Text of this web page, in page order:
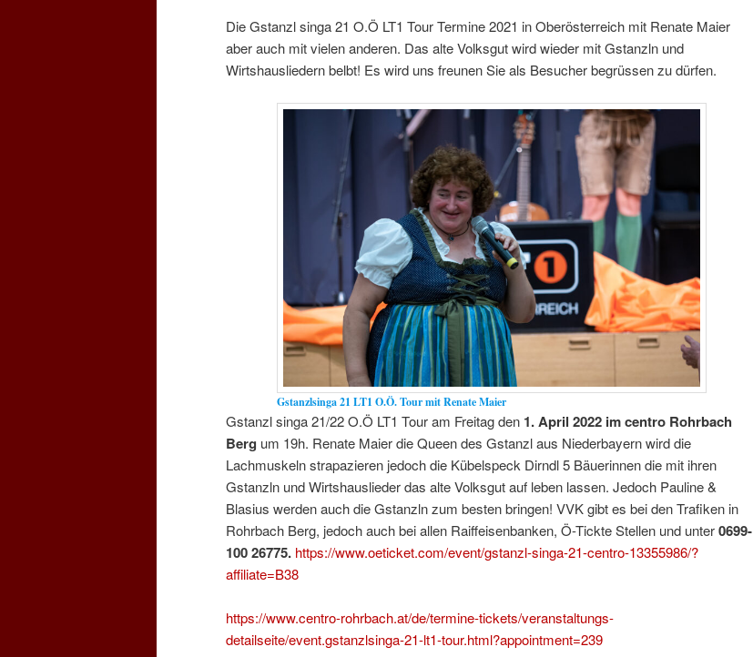
Die Gstanzl singa 21 O.Ö LT1 Tour Termine 2021 in Oberösterreich mit Renate Maier
aber auch mit vielen anderen. Das alte Volksgut wird wieder mit Gstanzln und
Wirtshausliedern belbt! Es wird uns freunen Sie als Besucher begrüssen zu dürfen.
Gstanzlsinga 21 LT1 O.Ö. Tour mit Renate Maier
Gstanzl singa 21/22 O.Ö LT1 Tour am Freitag den 1. April 2022 im centro Rohrbach
Berg um 19h. Renate Maier die Queen des Gstanzl aus Niederbayern wird die
Lachmuskeln strapazieren jedoch die Kübelspeck Dirndl 5 Bäuerinnen die mit ihren
Gstanzln und Wirtshauslieder das alte Volksgut auf leben lassen. Jedoch Pauline &
Blasius werden auch die Gstanzln zum besten bringen! VVK gibt es bei den Trafiken in
Rohrbach Berg, jedoch auch bei allen Raiffeisenbanken, Ö-Tickte Stellen und unter0699-
100 26775. https://www.oeticket.com/event/gstanzl-singa-21-centro-13355986/?
affiliate=B38
https://www.centro-rohrbach.at/de/termine-tickets/veranstaltungs-
detailseite/event.gstanzlsinga-21-lt1-tour.html?appointment=239